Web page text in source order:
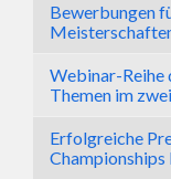
Bewerbungen
Webinar-Reihe
Themen im
Erfolgreiche
Championships